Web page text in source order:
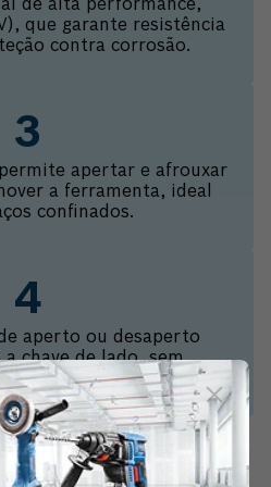
de alta performance,
que garante resistência
contra corrosão.
apertar e afrouxar
a ferramenta, ideal
confinados.
aperto ou desaperto
chave de lado, sem
de travas manuais